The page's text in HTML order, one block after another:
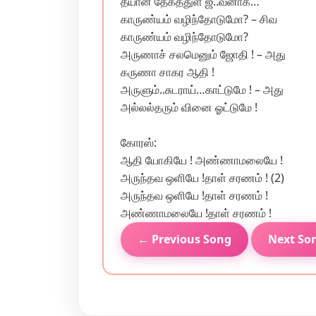
காருண்யம் வழிந்தோடுமோ? – சிவ
காருண்யம் வழிந்தோடுமோ?
அருணாச் சலமெனும் ஜோதி ! – அது
கருணா சாகர ஆதி !
அருளும்..சுடராய்…காட்டுமே ! – அது
அல்லல்தரும் வினை ஓட்டுமே !
கோரஸ்:
ஆதி யோகியே ! அண்ணாமலையே !
அருந்தவ ஒளியே !தாள் சரணம் ! (2)
அருந்தவ ஒளியே !தாள் சரணம் !
அண்ணாமலையே !தாள் சரணம் !
← Previous Song
Next